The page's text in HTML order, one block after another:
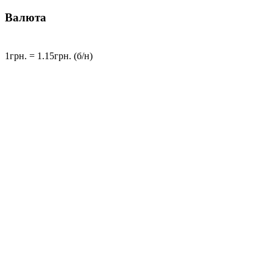
Валюта
1грн. = 1.15грн. (б/н)